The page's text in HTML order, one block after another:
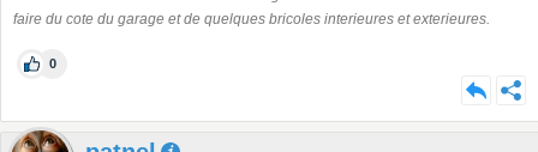
faire du cote du garage et de quelques bricoles interieures et exterieures.
0